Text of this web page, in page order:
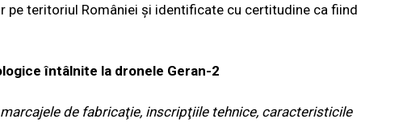
pe teritoriul României şi identificate cu certitudine ca fiind
întâlnite la dronele Geran-2
marcajele de fabricaţie, inscripţiile tehnice, caracteristicile